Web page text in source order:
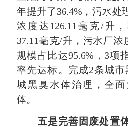
年提升了36.4%，污水处
浓度达126.11毫克/升
37.11毫克/升，污水厂浓
规模占比达95.6%，3项
率先达标。完成2条城
城黑臭水体治理，全
体。
五是完善固废处置